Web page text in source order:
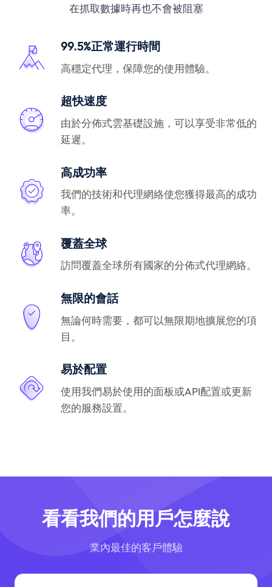
在抓取數據時再也不會被阻塞
99.5%正常運行時間
高穩定代理，保障您的使用體驗。
超快速度
由於分佈式雲基礎設施，可以享受非常低的
延遲。
高成功率
我們的技術和代理網絡使您獲得最高的成功
率。
覆蓋全球
訪問覆蓋全球所有國家的分佈式代理網絡。
無限的會話
無論何時需要，都可以無限期地擴展您的項
目。
易於配置
使用我們易於使用的面板或API配置或更新
您的服務設置。
看看我們的用戶怎麼說
業內最佳的客戶體驗